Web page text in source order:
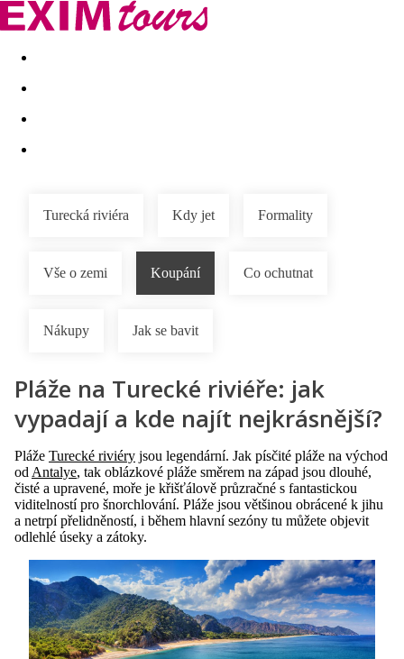
Akční nabídky Last minute
Turecká riviéra Kdy jet Formality
Vše o zemi Koupání Co ochutnat
Nákupy Jak se bavit
Pláže na Turecké riviéře: jak
vypadají a kde najít nejkrásnější?
Pláže Turecké riviéry jsou legendární. Jak písčité pláže na východ
od Antalye, tak oblázkové pláže směrem na západ jsou dlouhé,
čisté a upravené, moře je křišťálově průzračné s fantastickou
viditelností pro šnorchlování. Pláže jsou většinou obrácené k jihu
a netrpí přelidněností, i během hlavní sezóny tu můžete objevit
odlehlé úseky a zátoky.